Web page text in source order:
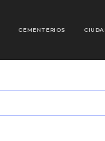
CEMENTERIOS